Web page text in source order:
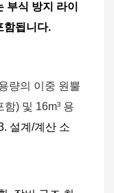
부식 방지 라이
함됩니다.
량의 이중 원뿔
) 및 16m³ 용
설계/계산 소